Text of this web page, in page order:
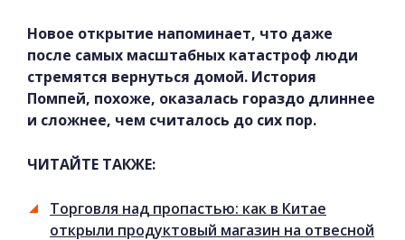
Новое открытие напоминает, что даже
после самых масштабных катастроф люди
стремятся вернуться домой. История
Помпей, похоже, оказалась гораздо длиннее
и сложнее, чем считалось до сих пор.
ЧИТАЙТЕ ТАКЖЕ:
Торговля над пропастью: как в Китае
открыли продуктовый магазин на отвесной